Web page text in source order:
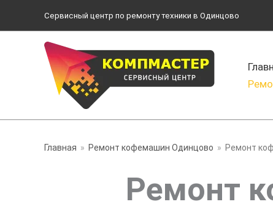
содержимому
Сервисный центр по ремонту техники в Одинцово
Главная Ремонт кофемашин Одинцово Ремонт
Ремонт